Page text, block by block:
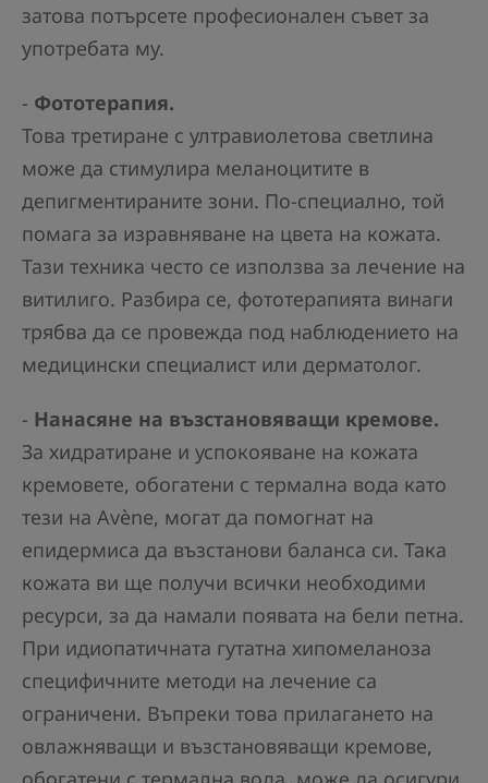
затова потърсете професионален съвет за
употребата му.
- Фототерапия.
Това третиране с ултравиолетова светлина
може да стимулира меланоцитите в
депигментираните зони. По-специално, той
помага за изравняване на цвета на кожата.
Тази техника често се използва за лечение на
витилиго. Разбира се, фототерапията винаги
трябва да се провежда под наблюдението на
медицински специалист или дерматолог.
- Нанасяне на възстановяващи кремове.
За хидратиране и успокояване на кожата
кремовете, обогатени с термална вода като
тези на Avène, могат да помогнат на
епидермиса да възстанови баланса си. Така
кожата ви ще получи всички необходими
ресурси, за да намали появата на бели петна.
При идиопатичната гутатна хипомеланоза
специфичните методи на лечение са
ограничени. Въпреки това прилагането на
овлажняващи и възстановяващи кремове,